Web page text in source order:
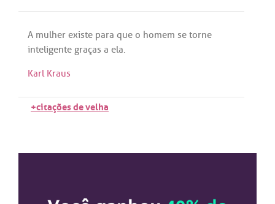
A mulher existe para que o homem se torne
inteligente graças a ela.
Karl Kraus
+citações de velha